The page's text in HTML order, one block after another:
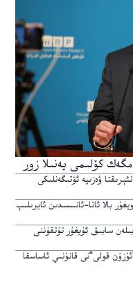
كۆلىمى يەنىلا زور
ۋەزىپە ئۆتىگەنلىكى
مىڭدىن ئارتۇق ئويغۇر بالا ئاتا-ئانىسىدىن ئايرىلىپ
سابىق ئۇيغۇر تۇتقۇننى
قولى“نى قانۇنىي ئاساسقا